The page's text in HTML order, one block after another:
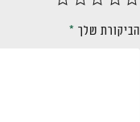
הביקורת שלך *